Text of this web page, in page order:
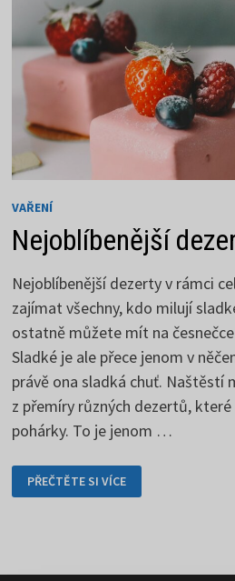
VAŘENÍ
Nejoblíbenější
Nejoblíbenější dezerty v rámci
zajímat všechny, kdo milují
ostatně můžete mít na
Sladké je ale přece jenom v
právě ona sladká chuť. Naštěstí
z přemíry různých dezertů,
pohárky. To je jenom …
NEJOBLÍBENĚJŠÍ
DEZERTY
SVĚTA
PŘEČTĚTE SI VÍCE